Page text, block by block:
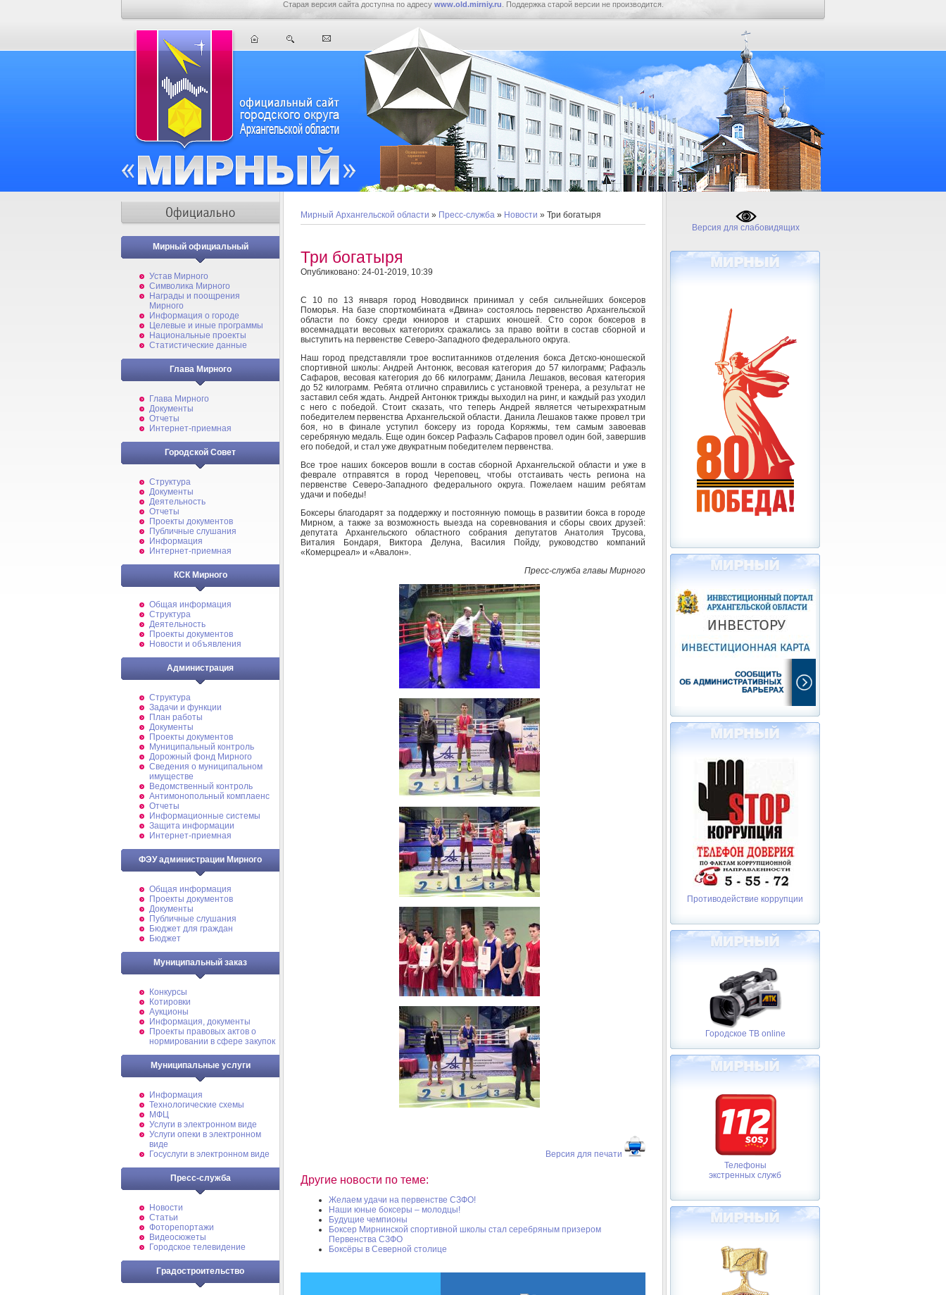
Старая версия сайта доступна по адресу www.old.mirniy.ru . Поддержка старой версии не производится.
Мирный официальный
Устав Мирного
Символика Мирного
Награды и поощрения
Мирного
Информация о городе
Целевые и иные программы
Национальные проекты
Статистические данные
Глава Мирного
Глава Мирного
Документы
Отчеты
Интернет-приемная
Городской Совет
Структура
Документы
Деятельность
Отчеты
Проекты документов
Публичные слушания
Информация
Интернет-приемная
КСК Мирного
Общая информация
Структура
Деятельность
Проекты документов
Новости и объявления
Администрация
Структура
Задачи и функции
План работы
Документы
Проекты документов
Муниципальный контроль
Дорожный фонд Мирного
Cведения о муниципальном
имуществе
Ведомственный контроль
Антимонопольный комплаенс
Отчеты
Информационные системы
Защита информации
Интернет-приемная
ФЭУ администрации Мирного
Общая информация
Проекты документов
Документы
Публичные слушания
Бюджет для граждан
Бюджет
Муниципальный заказ
Конкурсы
Котировки
Аукционы
Информация, документы
Проекты правовых актов о
нормировании в сфере закупок
Муниципальные услуги
Информация
Технологические схемы
МФЦ
Услуги в электронном виде
Услуги опеки в электронном
виде
Госуслуги в электронном виде
Пресс-служба
Новости
Статьи
Фоторепортажи
Видеосюжеты
Городское телевидение
Градостроительство
Мирный Архангельской области » Пресс-служба » Новости » Три богатыря
Три богатыря
Опубликовано: 24-01-2019, 10:39
С 10 по 13 января город Новодвинск принимал у себя сильнейших боксеров
Поморья. На базе спорткомбината «Двина» состоялось первенство Архангельской
области по боксу среди юниоров и старших юношей. Сто сорок боксеров в
восемнадцати весовых категориях сражались за право войти в состав сборной и
выступить на первенстве Северо-Западного федерального округа.
Наш город представляли трое воспитанников отделения бокса Детско-юношеской
спортивной школы: Андрей Антонюк, весовая категория до 57 килограмм; Рафаэль
Сафаров, весовая категория до 66 килограмм; Данила Лешаков, весовая категория
до 52 килограмм. Ребята отлично справились с установкой тренера, а результат не
заставил себя ждать. Андрей Антонюк трижды выходил на ринг, и каждый раз уходил
с него с победой. Стоит сказать, что теперь Андрей является четырехкратным
победителем первенства Архангельской области. Данила Лешаков также провел три
боя, но в финале уступил боксеру из города Коряжмы, тем самым завоевав
серебряную медаль. Еще один боксер Рафаэль Сафаров провел один бой, завершив
его победой, и стал уже двукратным победителем первенства.
Все трое наших боксеров вошли в состав сборной Архангельской области и уже в
феврале отправятся в город Череповец, чтобы отстаивать честь региона на
первенстве Северо-Западного федерального округа. Пожелаем нашим ребятам
удачи и победы!
Боксеры благодарят за поддержку и постоянную помощь в развитии бокса в городе
Мирном, а также за возможность выезда на соревнования и сборы своих друзей:
депутата Архангельского областного собрания депутатов Анатолия Трусова,
Виталия Бондаря, Виктора Делуна, Василия Пойду, руководство компаний
«Комерцреал» и «Авалон».
Пресс-служба главы Мирного
Версия для печати
Другие новости по теме:
Желаем удачи на первенстве СЗФО!
Наши юные боксеры – молодцы!
Будущие чемпионы
Боксер Мирнинской спортивной школы стал серебряным призером
Первенства СЗФО
Боксёры в Северной столице
Версия для слабовидящих
Противодействие коррупции
Городское ТВ online
Телефоны
экстренных служб